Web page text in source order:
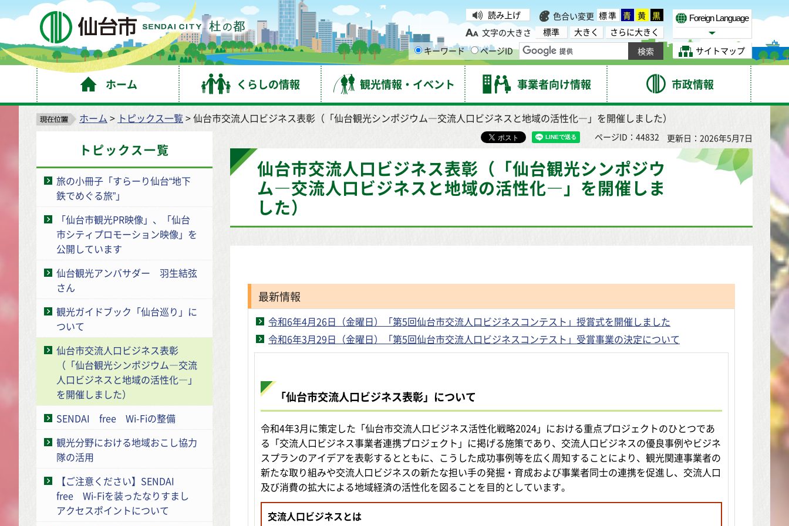
仙台市 読み上げ 色合い変更 標準 青 黄 黒
文字の大きさ
標準 大きく
さらに大きく
キーワード
ページID
Foreign Language
Select Language
サイトマップ
ホーム くらしの情報 観光情報・イベント 事業者向け情報 市政情報
ホーム > トピックス一覧> 仙台市交流人口ビジネス表彰（「仙台観光シンポジウム―交流人口ビジネスと地域の活性化―」を開催しました）
トピックス一覧
旅の小冊子「すらーり仙台“地下
鉄でめぐる旅”」
「仙台市観光PR映像」、「仙台
市シティプロモーション映像」を
公開しています
仙台観光アンバサダー 羽生結弦
さん
観光ガイドブック「仙台巡り」に
ついて
仙台市交流人口ビジネス表彰
（「仙台観光シンポジウム―交流
人口ビジネスと地域の活性化―」
を開催しました）
SENDAI free Wi-Fiの整備
観光分野における地域おこし協力
隊の活用
【ご注意ください】SENDAI
free Wi-Fiを装ったなりすまし
アクセスポイントについて
ページID：44832 更新日：2026年5月7日
仙台市交流人口ビジネス表彰（「仙台観光シンポジウ
ム―交流人口ビジネスと地域の活性化―」を開催しま
した）
最新情報
令和6年4月26日（金曜日）「第5回仙台市交流人口ビジネスコンテスト」授賞式を開催しました
令和6年3月29日（金曜日）「第5回仙台市交流人口ビジネスコンテスト」受賞事業の決定について
「仙台市交流人口ビジネス表彰」について
令和4年3月に策定した「仙台市交流人口ビジネス活性化戦略2024」における重点プロジェクトのひとつであ
る「交流人口ビジネス事業者連携プロジェクト」に掲げる施策であり、交流人口ビジネスの優良事例やビジネ
スプランのアイデアを表彰するとともに、こうした成功事例等を広く周知することにより、観光関連事業者の
新たな取り組みや交流人口ビジネスの新たな担い手の発掘・育成および事業者同士の連携を促進し、交流人口
及び消費の拡大による地域経済の活性化を図ることを目的としています。
交流人口ビジネスとは